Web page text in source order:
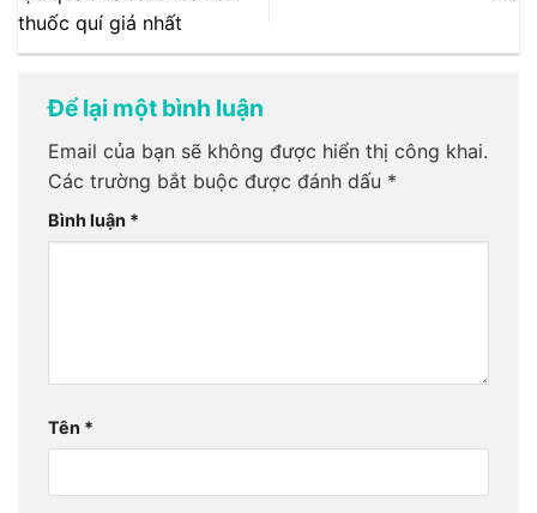
thuốc quí giá nhất
Để lại một bình luận
Email của bạn sẽ không được hiển thị công khai.
Các trường bắt buộc được đánh dấu *
Bình luận *
Tên *